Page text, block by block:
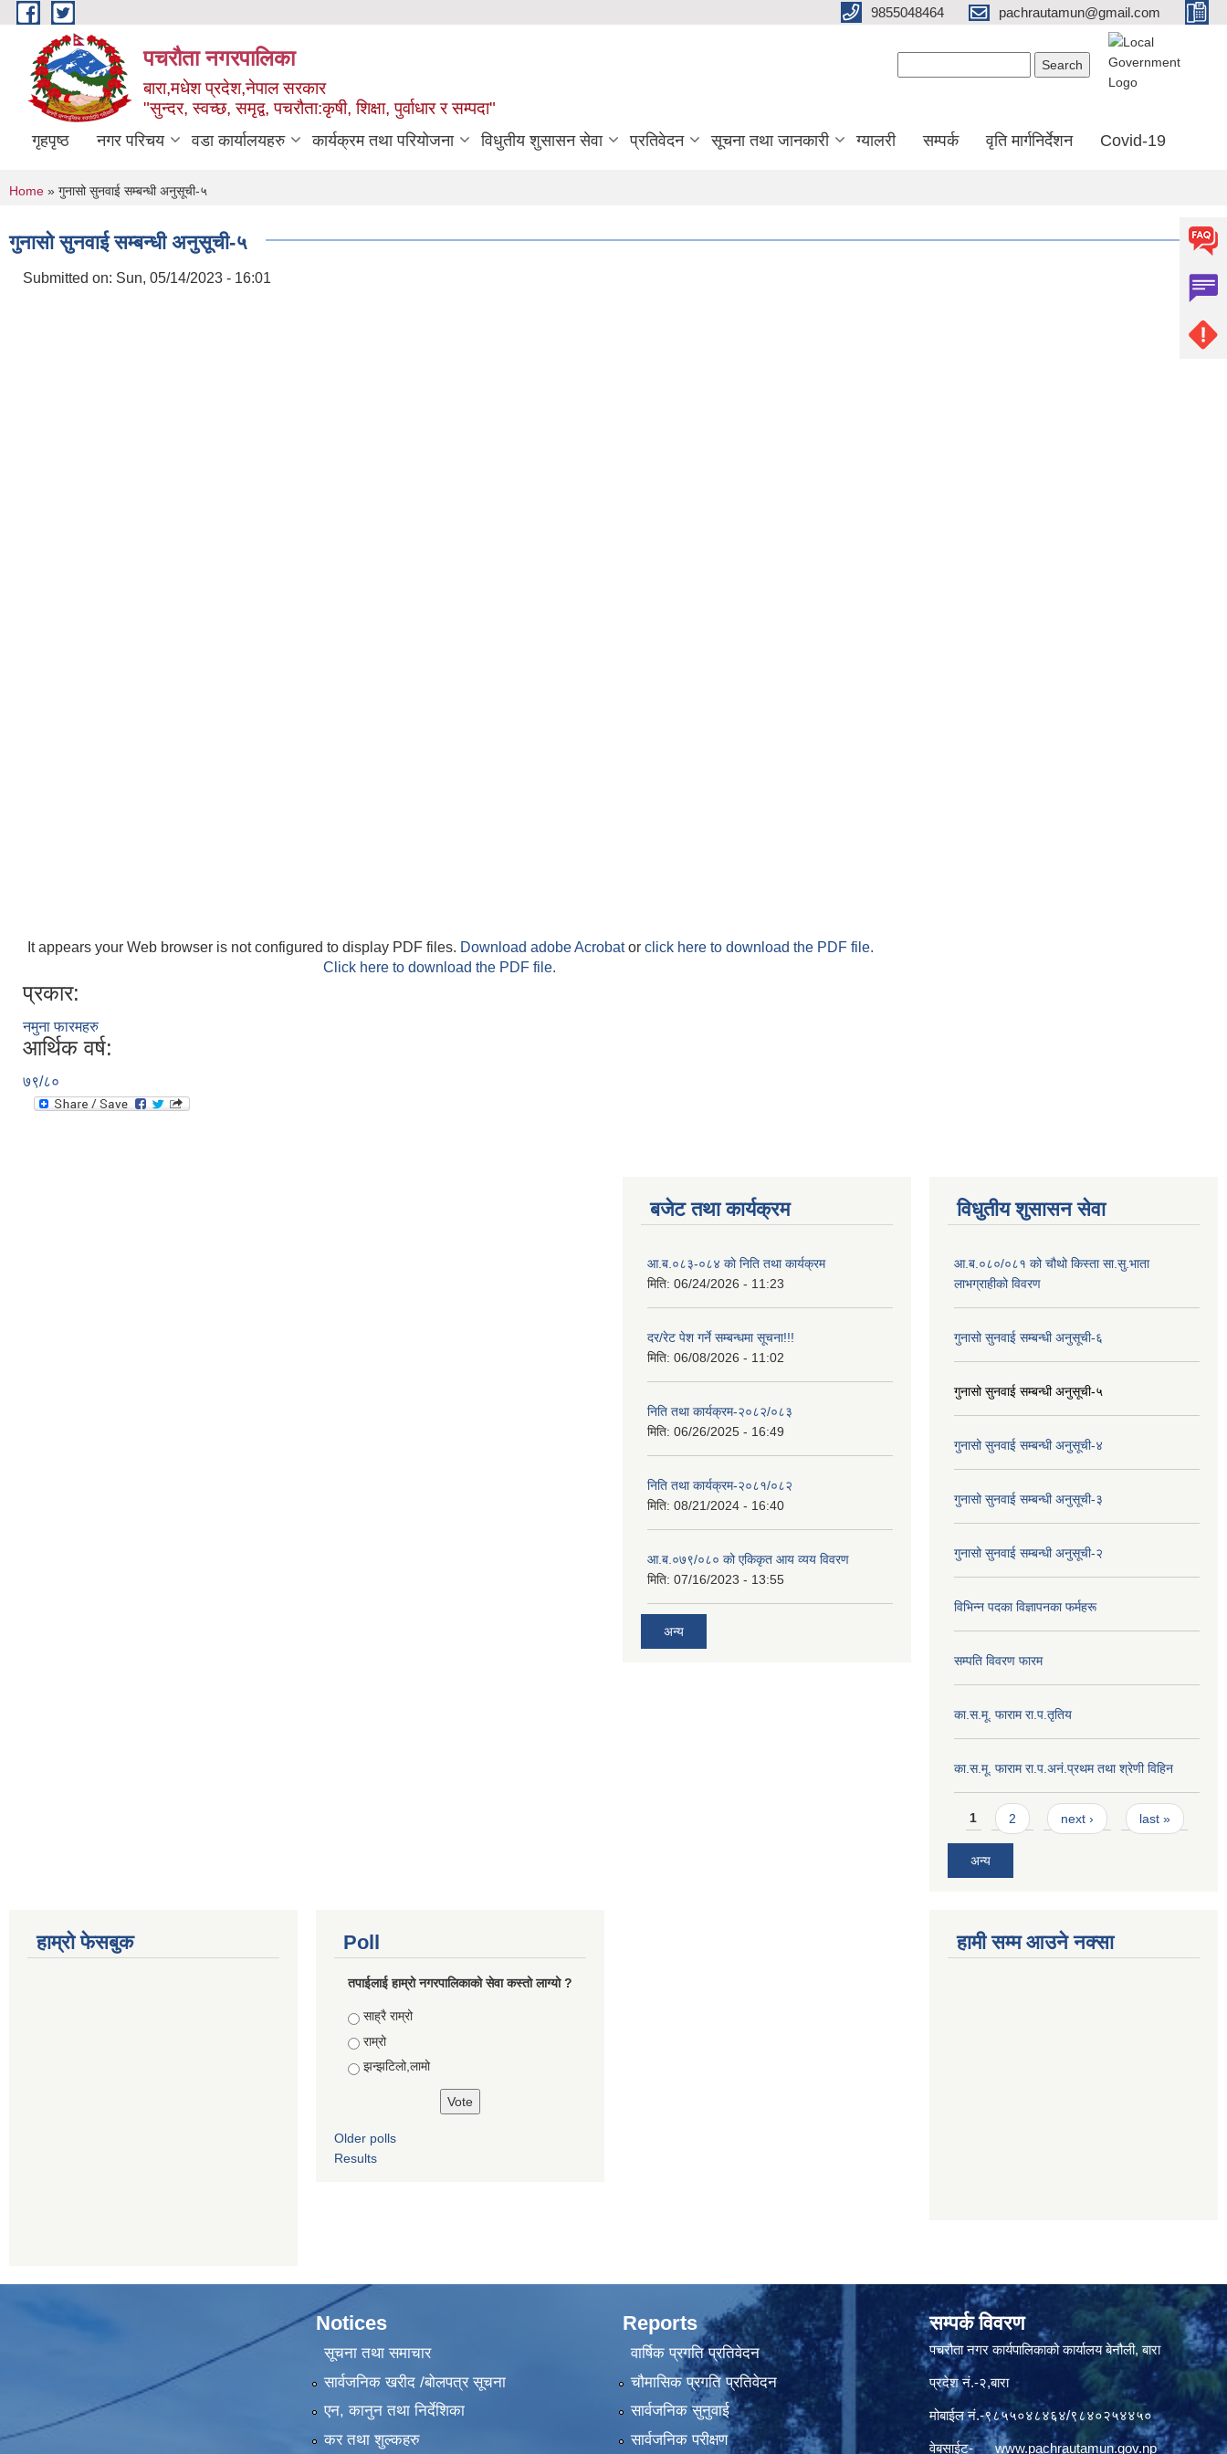
Skip to main content 9855048464 pachrautamun@gmail.com
पचरौता नगरपालिका
बारा,मधेश प्रदेश,नेपाल सरकार
"सुन्दर, स्वच्छ, समृद्व, पचरौता:कृषी, शिक्षा, पुर्वाधार र सम्पदा"
गृहपृष्ठ नगर परिचय वडा कार्यालयहरु कार्यक्रम तथा परियोजना विधुतीय शुसासन सेवा प्रतिवेदन सूचना तथा जानकारी ग्यालरी सम्पर्क वृति मार्गनिर्देशन Covid-19
You are here
Home » गुनासो सुनवाई सम्बन्धी अनुसूची-५
गुनासो सुनवाई सम्बन्धी अनुसूची-५
Submitted on: Sun, 05/14/2023 - 16:01
It appears your Web browser is not configured to display PDF files. Download adobe Acrobator click here to download the PDF file.
Click here to download the PDF file.
प्रकार:
नमुना फारमहरु
आर्थिक वर्ष:
७९/८०
बजेट तथा कार्यक्रम
आ.ब.०८३-०८४ काे निति तथा कार्यक्रम
मिति: 06/24/2026 - 11:23
दर/रेट पेश गर्ने सम्बन्धमा सूचना!!!
मिति: 06/08/2026 - 11:02
निति तथा कार्यक्रम-२०८२/०८३
मिति: 06/26/2025 - 16:49
निति तथा कार्यक्रम-२०८१/०८२
मिति: 08/21/2024 - 16:40
आ.ब.०७९/०८० को एकिकृत आय व्यय विवरण
मिति: 07/16/2023 - 13:55
अन्य
विधुतीय शुसासन सेवा
आ.ब.०८०/०८१ को चौथो किस्ता सा.सु.भाता
लाभग्राहीको विवरण
गुनासो सुनवाई सम्बन्धी अनुसूची-६
गुनासो सुनवाई सम्बन्धी अनुसूची-५
गुनासो सुनवाई सम्बन्धी अनुसूची-४
गुनासो सुनवाई सम्बन्धी अनुसूची-३
गुनासो सुनवाई सम्बन्धी अनुसूची-२
विभिन्न पदका विज्ञापनका फर्महरू
सम्पति विवरण फारम
का.स.मू. फाराम रा.प.तृतिय
का.स.मू. फाराम रा.प.अनं.प्रथम तथा श्रेणी विहिन
Pages
1 2 next › last »
अन्य
हाम्रो फेसबुक Poll
तपाईलाई हाम्रो नगरपालिकाको सेवा कस्तो लाग्यो ?
Choices
साह्रै राम्रो
राम्रो
झन्झटिलो,लामो
Older polls
Results
हामी सम्म आउने नक्सा
Notices
सूचना तथा समाचार
सार्वजनिक खरीद /बोलपत्र सूचना
एन, कानुन तथा निर्देशिका
कर तथा शुल्कहरु
Reports
वार्षिक प्रगति प्रतिवेदन
चौमासिक प्रगति प्रतिवेदन
सार्वजनिक सुनुवाई
सार्वजनिक परीक्षण
सम्पर्क विवरण
पचरौता नगर कार्यपालिकाको कार्यालय बेनौली, बारा
प्रदेश नं.-२,बारा
मोबाईल नं.-९८५५०४८४६४/९८४०२५४४५०
वेबसाईट-www.pachrautamun.gov.np